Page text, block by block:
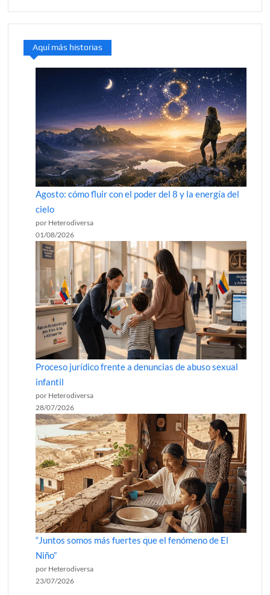
Aquí más historias
Agosto: cómo fluir con el poder del 8 y la energía del
cielo
por Heterodiversa
01/08/2026
Proceso jurídico frente a denuncias de abuso sexual
infantil
por Heterodiversa
28/07/2026
“Juntos somos más fuertes que el fenómeno de El
Niño”
por Heterodiversa
23/07/2026